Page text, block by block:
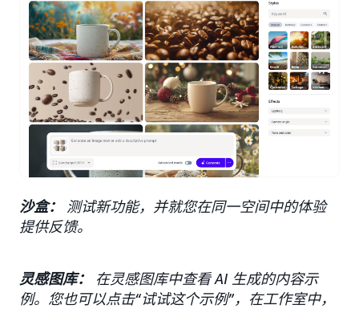
沙盒：
测试新功能，并就您在同一空间中的体验
提供反馈。
灵感图库：
在灵感图库中查看 AI 生成的内容示
例。您也可以点击“试试这个示例”，在工作室中，